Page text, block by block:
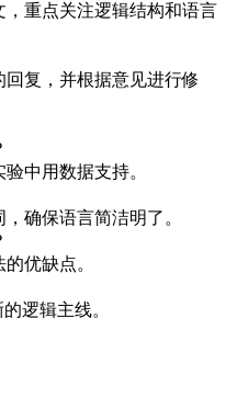
重点关注逻辑结构和语言
复，并根据意见进行修
中用数据支持。
确保语言简洁明了。
优缺点。
逻辑主线。